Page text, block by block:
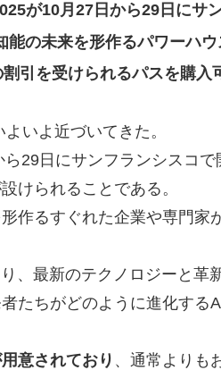
が10月27日から29日にサ
の未来を形作るパワーハウ
引を受けられるパスを購入
いよ近づいてきた。
29日にサンフランシスコで
けられることである。
作るすぐれた企業や専門家
、最新のテクノロジーと革
たちがどのように進化する
意されており 、通常よりも